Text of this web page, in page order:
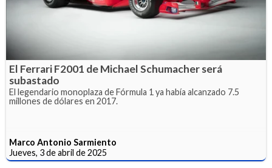
El Ferrari F2001 de Michael Schumacher será
subastado
El legendario monoplaza de Fórmula 1 ya había alcanzado 7.5
millones de dólares en 2017.
Marco Antonio Sarmiento
Jueves, 3 de abril de 2025